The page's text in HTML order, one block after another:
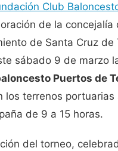
Club
de la concejalía
de Santa Cruz de
sábado 9 de marzo
Puertos de
los terrenos portuarias
de 9 a 15 horas.
del torneo,